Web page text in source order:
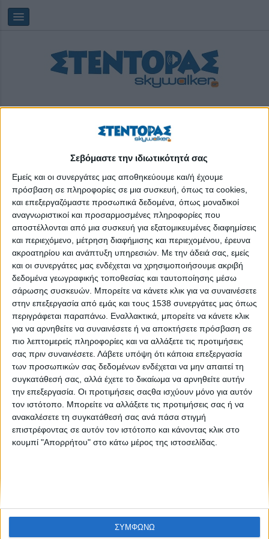
Σεβόμαστε την ιδιωτικότητά σας
Εμείς και οι συνεργάτες μας αποθηκεύουμε και/ή έχουμε
πρόσβαση σε πληροφορίες σε μια συσκευή, όπως τα cookies,
και επεξεργαζόμαστε προσωπικά δεδομένα, όπως μοναδικοί
αναγνωριστικοί και προσαρμοσμένες πληροφορίες που
αποστέλλονται από μια συσκευή για εξατομικευμένες διαφημίσεις
και περιεχόμενο, μέτρηση διαφήμισης και περιεχομένου, έρευνα
ακροατηρίου και ανάπτυξη υπηρεσιών. Με την άδειά σας, εμείς
και οι συνεργάτες μας ενδέχεται να χρησιμοποιήσουμε ακριβή
δεδομένα γεωγραφικής τοποθεσίας και ταυτοποίησης μέσω
σάρωσης συσκευών. Μπορείτε να κάνετε κλικ για να συναινέσετε
στην επεξεργασία από εμάς και τους 1538 συνεργάτες μας όπως
περιγράφεται παραπάνω. Εναλλακτικά, μπορείτε να κάνετε κλικ
για να αρνηθείτε να συναινέσετε ή να αποκτήσετε πρόσβαση σε
πιο λεπτομερείς πληροφορίες και να αλλάξετε τις προτιμήσεις
σας πριν συναινέσετε. Λάβετε υπόψη ότι κάποια επεξεργασία
των προσωπικών σας δεδομένων ενδέχεται να μην απαιτεί τη
συγκατάθεσή σας, αλλά έχετε το δικαίωμα να αρνηθείτε αυτήν
την επεξεργασία. Οι προτιμήσεις σαςθα ισχύουν μόνο για αυτόν
τον ιστότοπο. Μπορείτε να αλλάξετε τις προτιμήσεις σας ή να
ανακαλέσετε τη συγκατάθεσή σας ανά πάσα στιγμή
επιστρέφοντας σε αυτόν τον ιστότοπο και κάνοντας κλικ στο
κουμπί "Απορρήτου" στο κάτω μέρος της ιστοσελίδας.
ΣΥΜΦΩΝΩ
Κυριακή, 09/08/202613:28:53
We grow
Like like #8
None feed
CONNECT